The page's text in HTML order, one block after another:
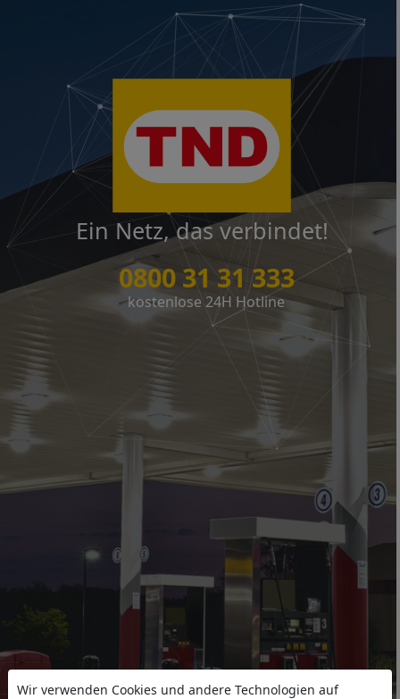
Ein Netz, das verbindet!
0800 31 31 333
kostenlose 24H Hotline
Wir verwenden Cookies und andere Technologien auf